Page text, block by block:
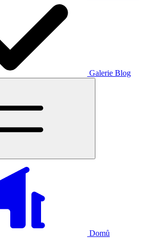
Galerie Blog
Domů